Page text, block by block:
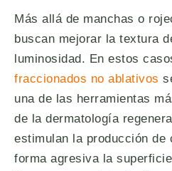
Más allá de manchas o
buscan mejorar la textura
luminosidad. En estos
fraccionados no ablativos
una de las herramientas
de la dermatología
estimulan la producción de
forma agresiva la